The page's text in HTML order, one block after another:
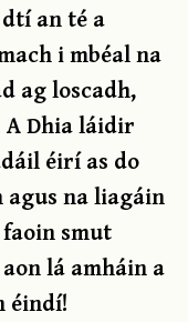
an té a
i mbéal na
ag loscadh,
A Dhia láidir
éirí as do
na liagáin
smut
lá amháin a
éindí!